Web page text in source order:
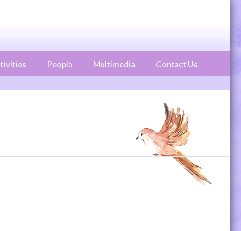
People Multimedia Contact Us